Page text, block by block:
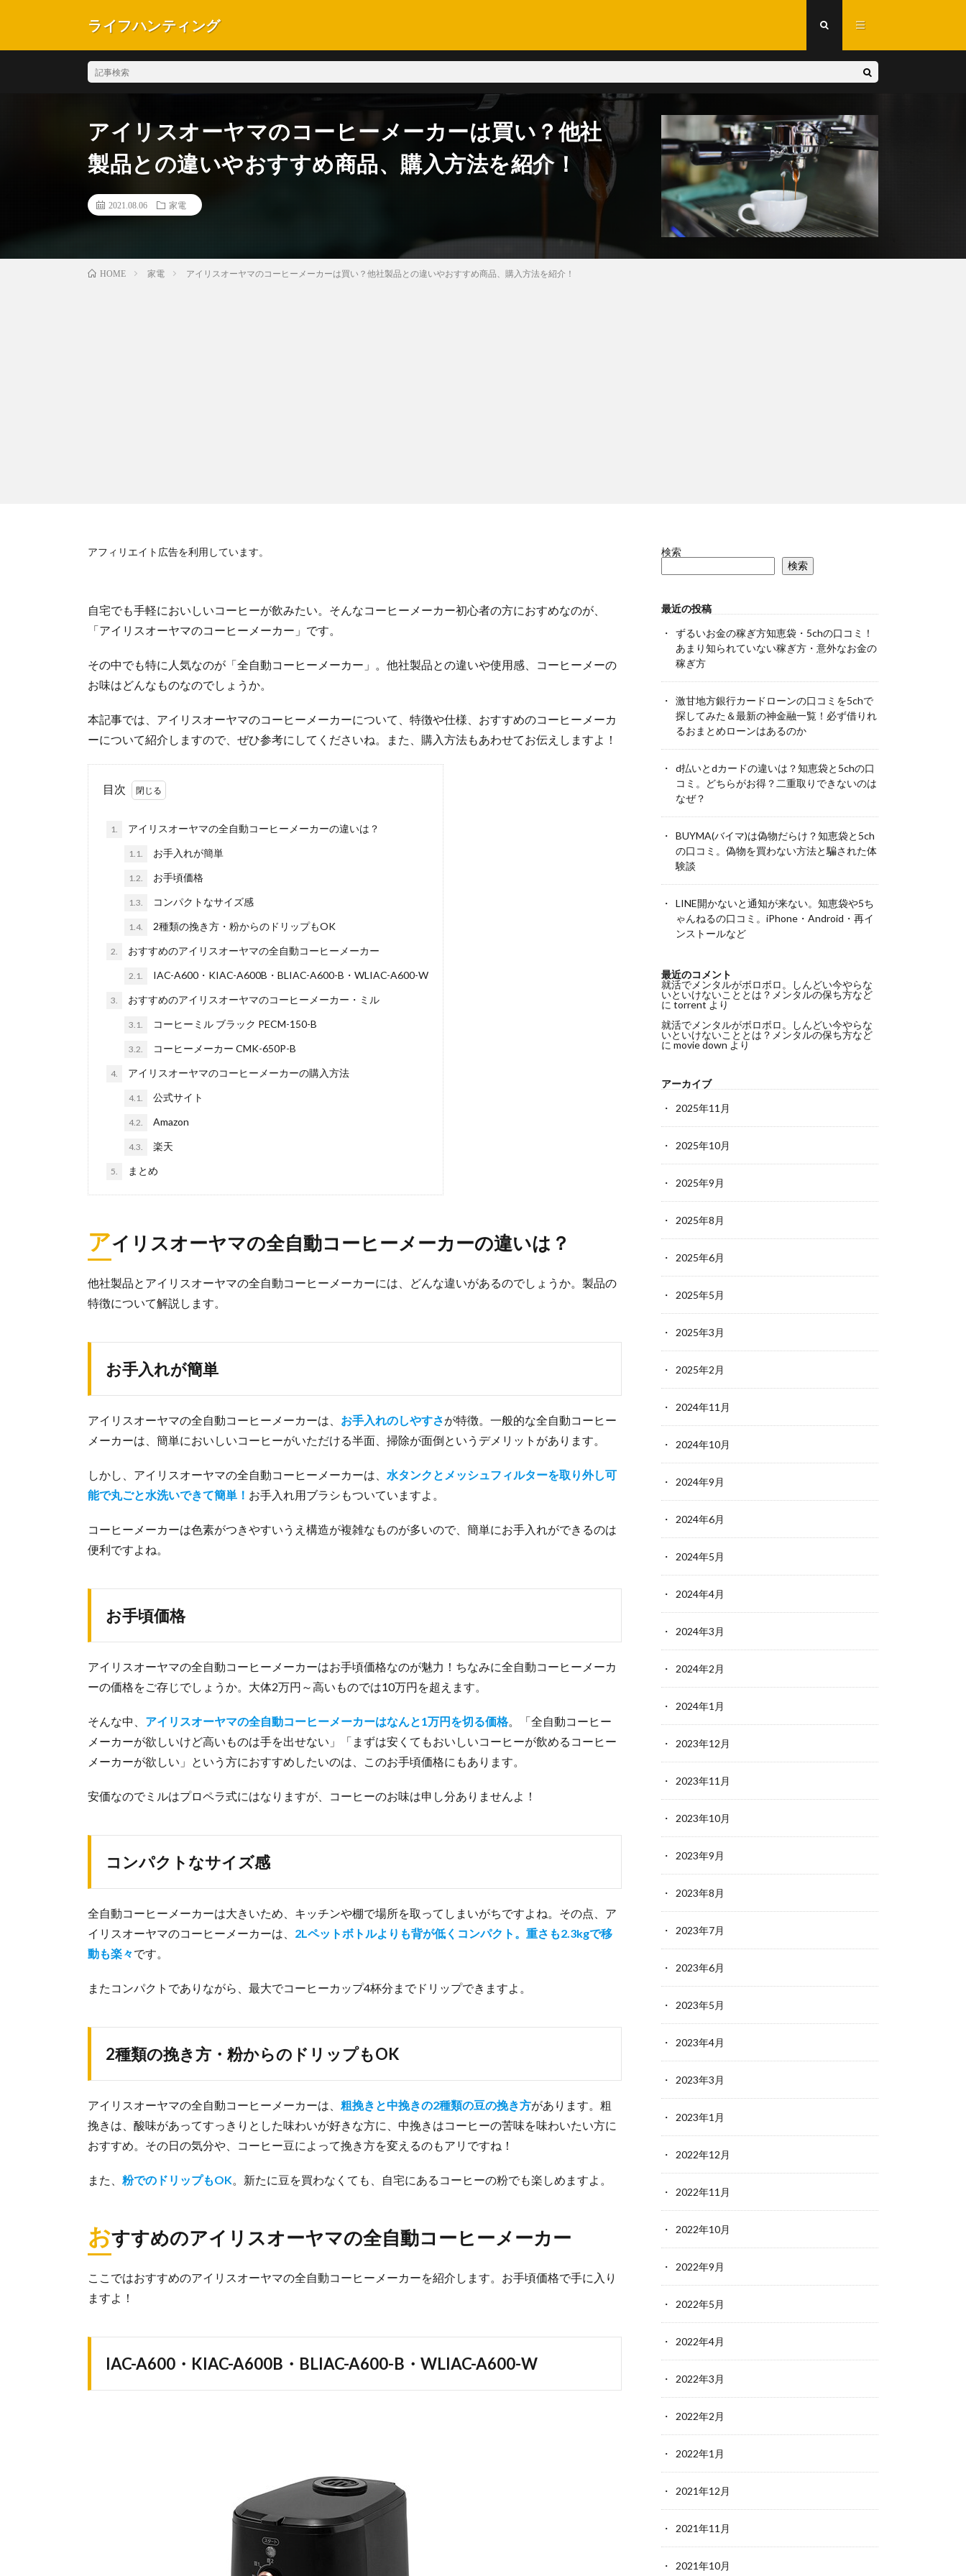
ライフハンティング
アイリスオーヤマのコーヒーメーカーは買い？他社
製品との違いやおすすめ商品、購入方法を紹介！
2021.08.06 家電
HOME 家電 アイリスオーヤマのコーヒーメーカーは買い？他社製品との違いやおすすめ商品、購入方法を紹介！
アフィリエイト広告を利用しています。
自宅でも手軽においしいコーヒーが飲みたい。そんなコーヒーメーカー初心者の方におすめなのが、
「アイリスオーヤマのコーヒーメーカー」です。
その中でも特に人気なのが「全自動コーヒーメーカー」。他社製品との違いや使用感、コーヒーメーの
お味はどんなものなのでしょうか。
本記事では、アイリスオーヤマのコーヒーメーカーについて、特徴や仕様、おすすめのコーヒーメーカ
ーについて紹介しますので、ぜひ参考にしてくださいね。また、購入方法もあわせてお伝えしますよ！
目次
1. アイリスオーヤマの全自動コーヒーメーカーの違いは？
1.1. お手入れが簡単
1.2. お手頃価格
1.3. コンパクトなサイズ感
1.4. 2種類の挽き方・粉からのドリップもOK
2. おすすめのアイリスオーヤマの全自動コーヒーメーカー
2.1. IAC-A600・KIAC-A600B・BLIAC-A600-B・WLIAC-A600-W
3. おすすめのアイリスオーヤマのコーヒーメーカー・ミル
3.1. コーヒーミル ブラック PECM-150-B
3.2. コーヒーメーカー CMK-650P-B
4. アイリスオーヤマのコーヒーメーカーの購入方法
4.1. 公式サイト
4.2. Amazon
4.3. 楽天
5. まとめ
アイリスオーヤマの全自動コーヒーメーカーの違いは？
他社製品とアイリスオーヤマの全自動コーヒーメーカーには、どんな違いがあるのでしょうか。製品の
特徴について解説します。
お手入れが簡単
アイリスオーヤマの全自動コーヒーメーカーは、 お手入れのしやすさが特徴。一般的な全自動コーヒー
メーカーは、簡単においしいコーヒーがいただける半面、掃除が面倒というデメリットがあります。
しかし、アイリスオーヤマの全自動コーヒーメーカーは、 水タンクとメッシュフィルターを取り外し可
能で丸ごと水洗いできて簡単！ お手入れ用ブラシもついていますよ。
コーヒーメーカーは色素がつきやすいうえ構造が複雑なものが多いので、簡単にお手入れができるのは
便利ですよね。
お手頃価格
アイリスオーヤマの全自動コーヒーメーカーはお手頃価格なのが魅力！ちなみに全自動コーヒーメーカ
ーの価格をご存じでしょうか。大体2万円～高いものでは10万円を超えます。
そんな中、 アイリスオーヤマの全自動コーヒーメーカーはなんと1万円を切る価格。「全自動コーヒー
メーカーが欲しいけど高いものは手を出せない」「まずは安くてもおいしいコーヒーが飲めるコーヒー
メーカーが欲しい」という方におすすめしたいのは、このお手頃価格にもあります。
安価なのでミルはプロペラ式にはなりますが、コーヒーのお味は申し分ありませんよ！
コンパクトなサイズ感
全自動コーヒーメーカーは大きいため、キッチンや棚で場所を取ってしまいがちですよね。その点、ア
イリスオーヤマのコーヒーメーカーは、 2Lペットボトルよりも背が低くコンパクト。重さも2.3kgで移
動も楽々です。
またコンパクトでありながら、最大でコーヒーカップ4杯分までドリップできますよ。
2種類の挽き方・粉からのドリップもOK
アイリスオーヤマの全自動コーヒーメーカーは、 粗挽きと中挽きの2種類の豆の挽き方があります。粗
挽きは、酸味があってすっきりとした味わいが好きな方に、中挽きはコーヒーの苦味を味わいたい方に
おすすめ。その日の気分や、コーヒー豆によって挽き方を変えるのもアリですね！
また、 粉でのドリップもOK。新たに豆を買わなくても、自宅にあるコーヒーの粉でも楽しめますよ。
おすすめのアイリスオーヤマの全自動コーヒーメーカー
ここではおすすめのアイリスオーヤマの全自動コーヒーメーカーを紹介します。お手頃価格で手に入り
ますよ！
IAC-A600・KIAC-A600B・BLIAC-A600-B・WLIAC-A600-W
検索
検索
最近の投稿
ずるいお金の稼ぎ方知恵袋・5chの口コミ！
あまり知られていない稼ぎ方・意外なお金の
稼ぎ方
激甘地方銀行カードローンの口コミを5chで
探してみた＆最新の神金融一覧！必ず借りれ
るおまとめローンはあるのか
d払いとdカードの違いは？知恵袋と5chの口
コミ。どちらがお得？二重取りできないのは
なぜ？
BUYMA(バイマ)は偽物だらけ？知恵袋と5ch
の口コミ。偽物を買わない方法と騙された体
験談
LINE開かないと通知が来ない。知恵袋や5ち
ゃんねるの口コミ。iPhone・Android・再イ
ンストールなど
最近のコメント
就活でメンタルがボロボロ。しんどい今やらな
いといけないこととは？メンタルの保ち方など
に torrentより
就活でメンタルがボロボロ。しんどい今やらな
いといけないこととは？メンタルの保ち方など
に movie down より
アーカイブ
2025年11月
2025年10月
2025年9月
2025年8月
2025年6月
2025年5月
2025年3月
2025年2月
2024年11月
2024年10月
2024年9月
2024年6月
2024年5月
2024年4月
2024年3月
2024年2月
2024年1月
2023年12月
2023年11月
2023年10月
2023年9月
2023年8月
2023年7月
2023年6月
2023年5月
2023年4月
2023年3月
2023年1月
2022年12月
2022年11月
2022年10月
2022年9月
2022年5月
2022年4月
2022年3月
2022年2月
2022年1月
2021年12月
2021年11月
2021年10月